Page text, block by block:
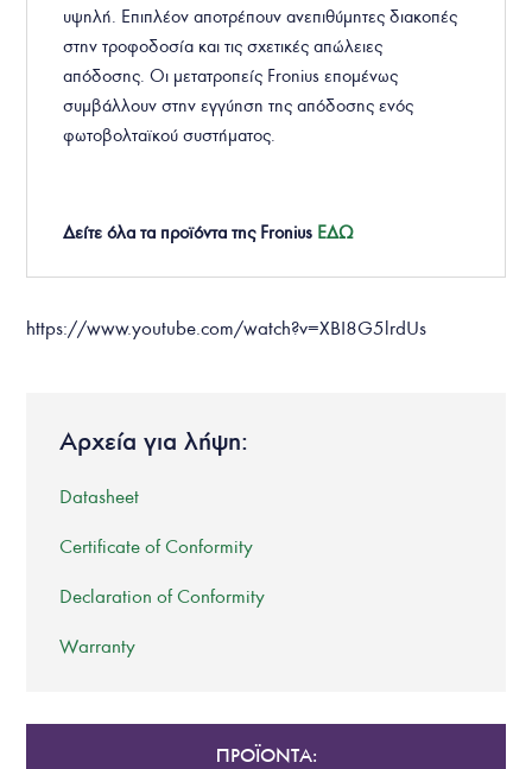
υψηλή. Επιπλέον αποτρέπουν ανεπιθύμητες διακοπές
στην τροφοδοσία και τις σχετικές απώλειες
απόδοσης. Οι μετατροπείς Fronius επομένως
συμβάλλουν στην εγγύηση της απόδοσης ενός
φωτοβολταϊκού συστήματος.
Δείτε όλα τα προϊόντα της Fronius ΕΔΩ
https://www.youtube.com/watch?v=XBI8G5lrdUs
Αρχεία για λήψη:
Datasheet
Certificate of Conformity
Declaration of Conformity
Warranty
ΠΡΟΪΟΝΤΑ: